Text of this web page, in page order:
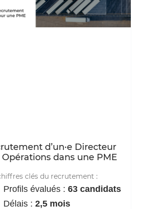
d’un·e Directeur
Opérations dans une PME
clés du recrutement :
Profils évalués : 63 candidats
Délais : 2,5 mois